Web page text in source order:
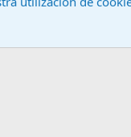
Términos y reglas